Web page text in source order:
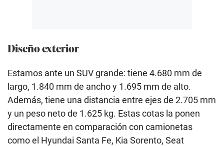
Diseño exterior
Estamos ante un SUV grande: tiene 4.680 mm de
largo, 1.840 mm de ancho y 1.695 mm de alto.
Además, tiene una distancia entre ejes de 2.705 mm
y un peso neto de 1.625 kg. Estas cotas la ponen
directamente en comparación con camionetas
como el Hyundai Santa Fe, Kia Sorento, Seat